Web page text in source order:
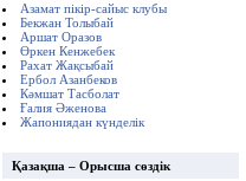
Азамат пікір-сайыс клубы
Бекжан Толыбай
Аршат Оразов
Өркен Кенжебек
Рахат Жақсыбай
Ербол Азанбеков
Кәмшат Тасболат
Ғалия Әженова
Жапониядан күнделік
Қазақша – Орысша сөздік